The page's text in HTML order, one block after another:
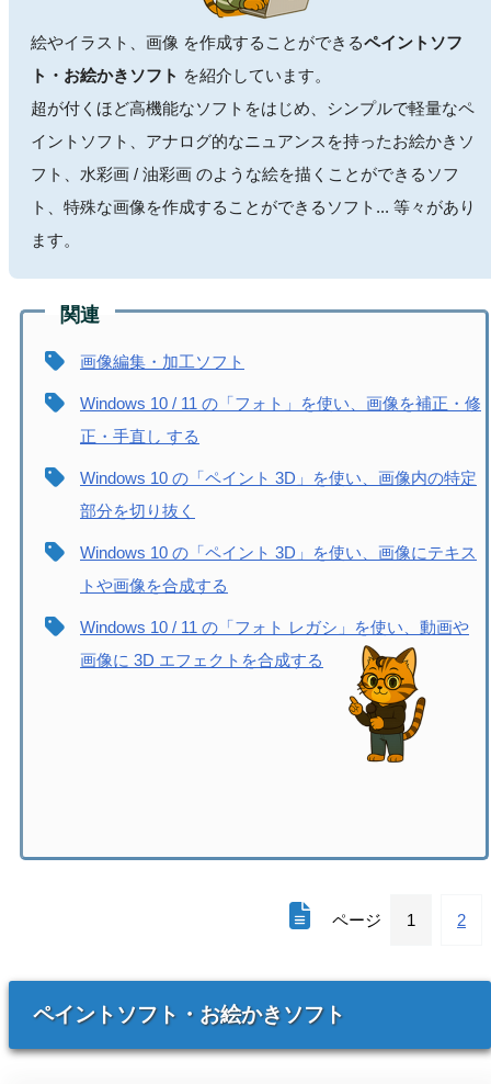
絵やイラスト、画像 を作成することができるペイントソフ
ト・お絵かきソフト を紹介しています。
超が付くほど高機能なソフトをはじめ、シンプルで軽量なペ
イントソフト、アナログ的なニュアンスを持ったお絵かきソ
フト、水彩画 / 油彩画 のような絵を描くことができるソフ
ト、特殊な画像を作成することができるソフト... 等々があり
ます。
画像編集・加工ソフト
Windows 10 / 11 の「フォト」を使い、画像を補正・修
正・手直し する
Windows 10 の「ペイント 3D」を使い、画像内の特定
部分を切り抜く
Windows 10 の「ペイント 3D」を使い、画像にテキス
トや画像を合成する
Windows 10 / 11 の「フォト レガシ」を使い、動画や
画像に 3D エフェクトを合成する
ページ 1 2
ペイントソフト ・ お絵かきソフト